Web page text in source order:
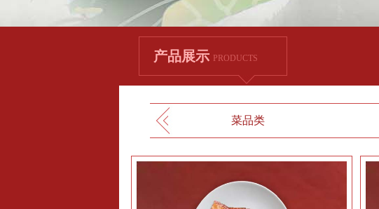
产品展示 PRODUCTS
菜品类